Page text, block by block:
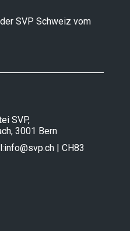
SVP Schweiz vom
SVP,
3001 Bern
info@svp.ch | CH83